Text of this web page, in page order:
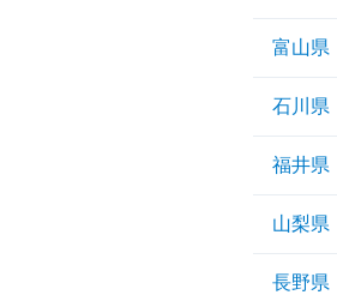
富山県
石川県
福井県
山梨県
長野県